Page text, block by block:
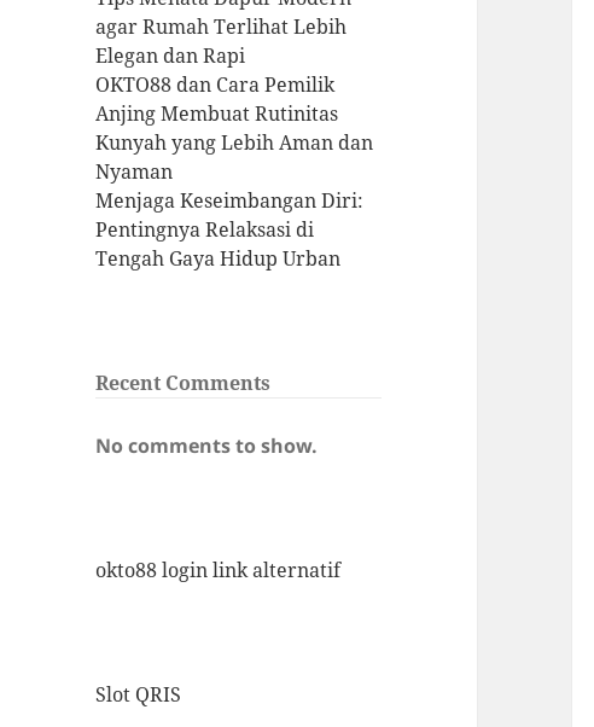
agar Rumah Terlihat Lebih
Elegan dan Rapi
OKTO88 dan Cara Pemilik
Anjing Membuat Rutinitas
Kunyah yang Lebih Aman dan
Nyaman
Menjaga Keseimbangan Diri:
Pentingnya Relaksasi di
Tengah Gaya Hidup Urban
Recent Comments
No comments to show.
okto88 login link alternatif
Slot QRIS